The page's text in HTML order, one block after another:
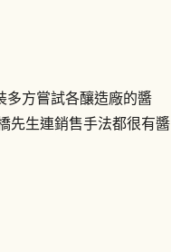
多方嘗試各釀造廠的醬
先生連銷售手法都很有醬